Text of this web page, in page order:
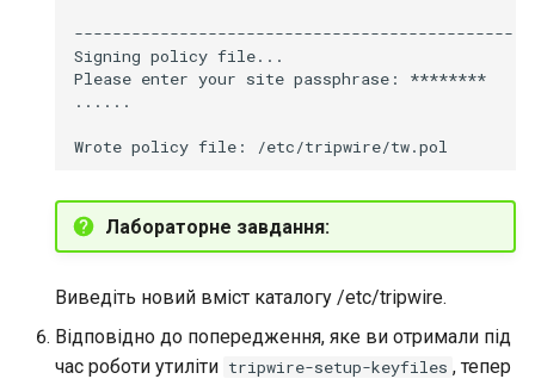
----------------------------------------------
Signing policy file...
Please enter your site passphrase:
********
......
Wrote policy file:
Лабораторне завдання:
Виведіть новий вміст каталогу /etc/tripwire.
Відповідно до попередження, яке ви отримали під
час роботи утиліти tripwire-setup-keyfiles , тепер